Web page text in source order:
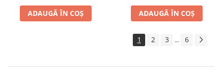
ADAUGĂ ÎN COȘ ADAUGĂ ÎN COȘ
1 2 3 ... 6